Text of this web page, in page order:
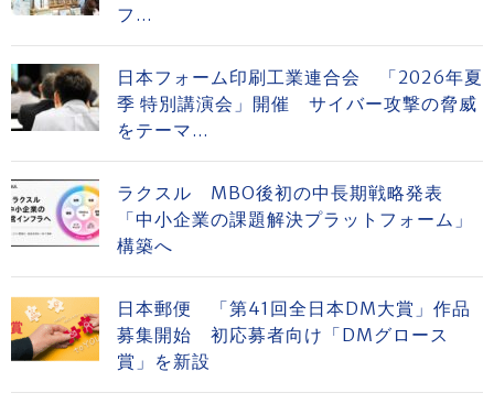
フ...
日本フォーム印刷工業連合会 「2026年夏
季 特別講演会」開催 サイバー攻撃の脅威
をテーマ...
ラクスル MBO後初の中長期戦略発表
「中小企業の課題解決プラットフォーム」
構築へ
日本郵便 「第41回全日本DM大賞」作品
募集開始 初応募者向け「DMグロース
賞」を新設